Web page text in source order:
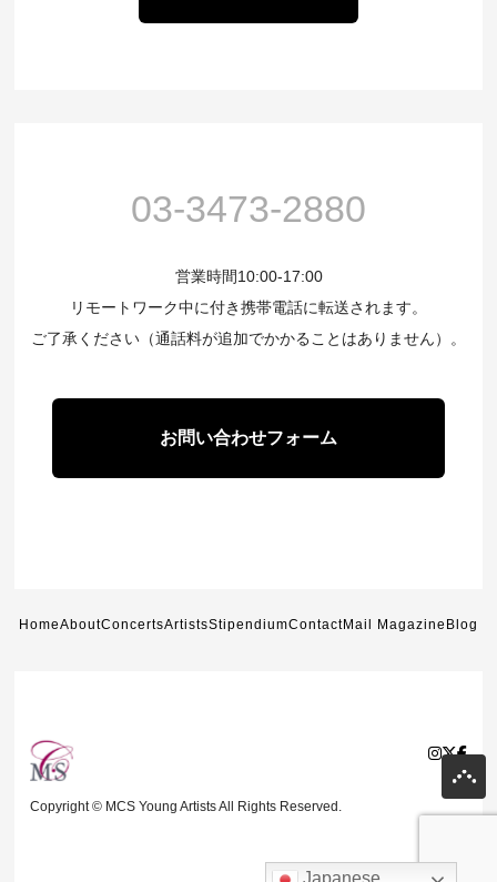
03-3473-2880
営業時間10:00-17:00
リモートワーク中に付き携帯電話に転送されます。
ご了承ください（通話料が追加でかかることはありません）。
お問い合わせフォーム
HomeAboutConcertsArtistsStipendiumContactMail Magazine Blog
Copyright © MCS Young Artists All Rights Reserved.